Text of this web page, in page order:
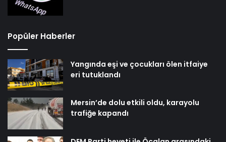
Popüler Haberler
Yangında eşi ve çocukları ölen itfaiye
eri tutuklandı
Mersin’de dolu etkili oldu, karayolu
trafiğe kapandı